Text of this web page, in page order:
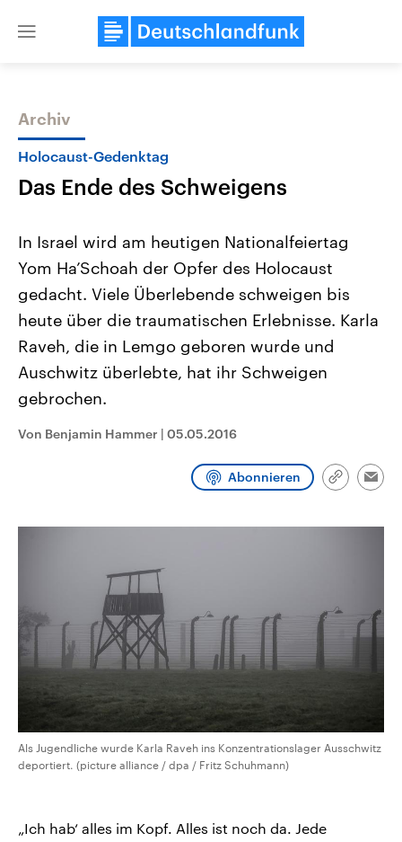
Close
Themen
Landtagswahl Sachsen-Anhalt
2026
Alle Informationen
Sachsen-Anhalt wählt am 6.
September 2026 einen neuen
Landtag. Seit 2021 wird das
Bundesland von einer Koalition aus
Umfragen, Prognosen,
Wahlprogramme, aktuelle Berichte
und Kandidaten der anstehenden
USA
Aktuelle Beiträge,
Hintergründe
Wirtschaftlich und
gehören die Vereinigten
den mächtigsten Ländern
Archiv
Holocaust-Gedenktag
Das Ende des Schweigens
In Israel wird am heutigen Nationalfeiertag
Yom Ha’Schoah der Opfer des Holocaust
gedacht. Viele Überlebende schweigen bis
heute über die traumatischen Erlebnisse. Karla
Raveh, die in Lemgo geboren wurde und
Auschwitz überlebte, hat ihr Schweigen
gebrochen.
Von Benjamin Hammer | 05.05.2016
Abonnieren
Link
Als Jugendliche wurde Karla Raveh ins Konzentrationslager Ausschwitz
deportiert. (picture alliance / dpa / Fritz Schuhmann)
„Ich hab‘ alles im Kopf. Alles ist noch da. Jede